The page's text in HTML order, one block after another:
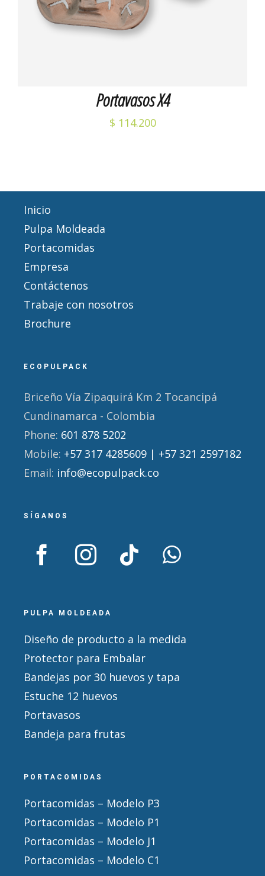
Portavasos X4
$ 114.200
Inicio
Pulpa Moldeada
Portacomidas
Empresa
Contáctenos
Trabaje con nosotros
Brochure
ECOPULPACK
Briceño Vía Zipaquirá Km 2 Tocancipá
Cundinamarca - Colombia
Phone: 601 878 5202
Mobile: +57 317 4285609 | +57 321 2597182
Email: info@ecopulpack.co
SÍGANOS
PULPA MOLDEADA
Diseño de producto a la medida
Protector para Embalar
Bandejas por 30 huevos y tapa
Estuche 12 huevos
Portavasos
Bandeja para frutas
PORTACOMIDAS
Portacomidas – Modelo P3
Portacomidas – Modelo P1
Portacomidas – Modelo J1
Portacomidas – Modelo C1